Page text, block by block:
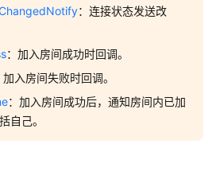
：连接状态发送改
：加入房间成功时回调。
加入房间失败时回调。
：加入房间成功后，通知房间内已加
自己。